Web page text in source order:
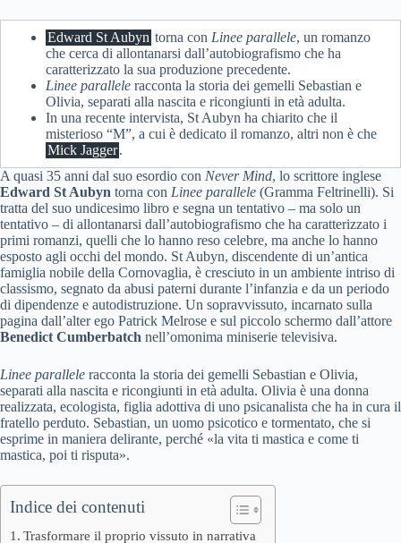
Edward St Aubyn torna con Linee parallele, un romanzo
che cerca di allontanarsi dall’autobiografismo che ha
caratterizzato la sua produzione precedente.
Linee parallele racconta la storia dei gemelli Sebastian e
Olivia, separati alla nascita e ricongiunti in età adulta.
In una recente intervista, St Aubyn ha chiarito che il
misterioso “M”, a cui è dedicato il romanzo, altri non è che
Mick Jagger.
A quasi 35 anni dal suo esordio con Never Mind, lo scrittore inglese
Edward St Aubyn torna con Linee parallele (Gramma Feltrinelli). Si
tratta del suo undicesimo libro e segna un tentativo – ma solo un
tentativo – di allontanarsi dall’autobiografismo che ha caratterizzato i
primi romanzi, quelli che lo hanno reso celebre, ma anche lo hanno
esposto agli occhi del mondo. St Aubyn, discendente di un’antica
famiglia nobile della Cornovaglia, è cresciuto in un ambiente intriso di
classismo, segnato da abusi paterni durante l’infanzia e da un periodo
di dipendenze e autodistruzione. Un sopravvissuto, incarnato sulla
pagina dall’alter ego Patrick Melrose e sul piccolo schermo dall’attore
Benedict Cumberbatch nell’omonima miniserie televisiva.
Linee parallele racconta la storia dei gemelli Sebastian e Olivia,
separati alla nascita e ricongiunti in età adulta. Olivia è una donna
realizzata, ecologista, figlia adottiva di uno psicanalista che ha in cura il
fratello perduto. Sebastian, un uomo psicotico e tormentato, che si
esprime in maniera delirante, perché «la vita ti mastica e come ti
mastica, poi ti risputa».
Indice dei contenuti
Trasformare il proprio vissuto in narrativa